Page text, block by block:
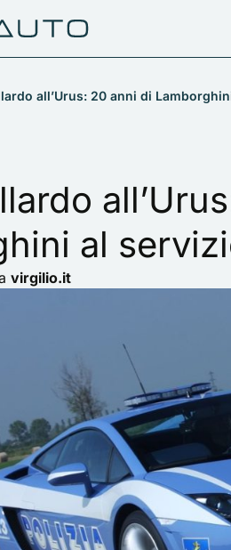
all’Urus: 20 anni di
al
virgilio.it